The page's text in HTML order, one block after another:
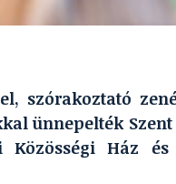
szórakoztató
ünnepelték
Közösségi Ház